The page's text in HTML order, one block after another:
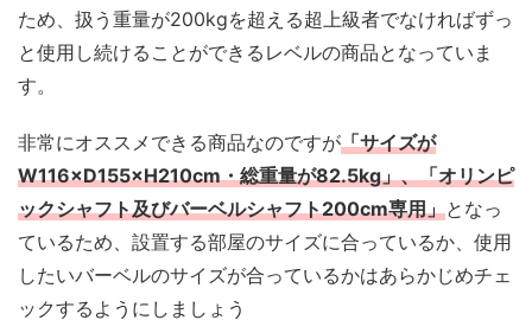
ため、扱う重量が200kgを超える超上級者でなければずっ
と使用し続けることができるレベルの商品となっていま
す。
非常にオススメできる商品なのですが「サイズが
W116×D155×H210cm・総重量が82.5kg」、「オリンピ
ックシャフト及びバーベルシャフト200cm専用」となっ
ているため、設置する部屋のサイズに合っているか、使用
したいバーベルのサイズが合っているかはあらかじめチェ
ックするようにしましょう